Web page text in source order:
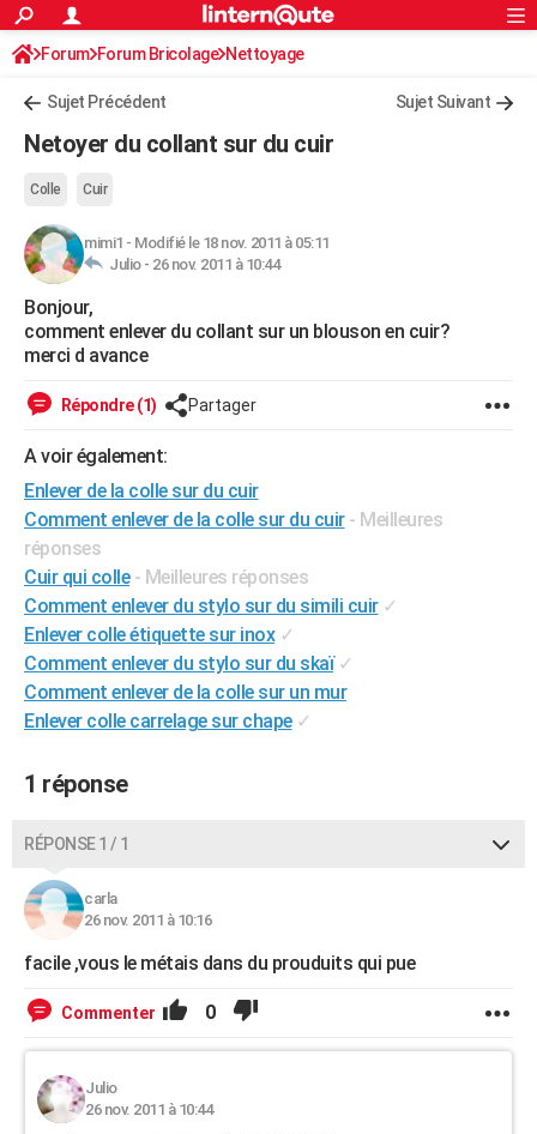
ACTUALITÉS
Politique
Société
Faits Divers
Education
Monde
Villes
+
AUTO
Essais
Réserver un essai
Citadines
Berlines
SUV
Forum auto
+HIGH-TECH
Mobiles
Meilleur smartphone
Internet
Ordinateurs
Jeux vidéo
Guide high-tech
+BRICOLAGE
Forum
Aménagement intérieur
Extérieur
Cuisine
Salle de bains
Jardinage
Rangement
Guides de France
Escapades
Patrimoine
Expositions
Musées
Week-end nature
LIFESTYLE
Art de vivre
Bien-être
Loisirs
Mode
Modes de vie
SANTE
Alimentation
Guide de la santé
Maladies
Médicaments
Sommeil
VOYAGE
Destinations
City break
Voyage nature
Voyage de noces
Forum
Climat
+PHOTO
GUIDES D'ACHAT
BONS PLANS
CARTE DE VOEUX
Dictionnaire
Biographies
Citations
Expressions
Proverbes
COPAINS D'AVANT
S'inscrire
Se connecter
Lycées
Collèges
Primaires
Universités
Entreprises
Service militaire
Avis de recherche
AVIS DE DÉCÈS
FORUM
Bricolage
Lifestyle
Culture
Sport
Auto
Television
Voyage
Cinema
S'inscrire
Connexion
Forum Forum Bricolage Nettoyage
Sujet Précédent Sujet Suivant
Netoyer du collant sur du cuir
Colle Cuir
mimi1 - Modifié le 18 nov. 2011 à 05:11
Julio - 26 nov. 2011 à 10:44
Bonjour,
comment enlever du collant sur un blouson en cuir?
merci d avance
Répondre (1) Partager
A voir également:
Enlever de la colle sur du cuir
Comment enlever de la colle sur du cuir - Meilleures
réponses
Cuir qui colle - Meilleures réponses
Comment enlever du stylo sur du simili cuir ✓
Enlever colle étiquette sur inox ✓
Comment enlever du stylo sur du skaï ✓
Comment enlever de la colle sur un mur
Enlever colle carrelage sur chape ✓
1 réponse
RÉPONSE 1 / 1
carla
26 nov. 2011 à 10:16
facile ,vous le métais dans du prouduits qui pue
Commenter 0
Julio
26 nov. 2011 à 10:44